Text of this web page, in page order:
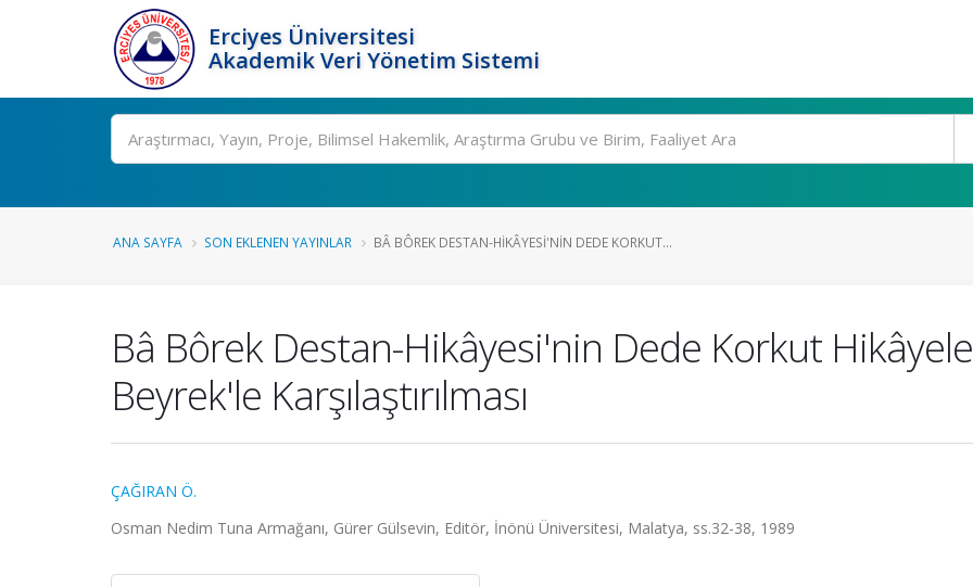
Erciyes Üniversitesi
Akademik Veri Yönetim Sistemi
Ara
ANA SAYFA SON EKLENEN YAYINLAR BÂ BÔREK DESTAN-HIKÂYESI'NIN DEDE KORKUT...
Bâ Bôrek Destan-Hikâyesi'nin Dede Korkut
Beyrek'le Karşılaştırılması
ÇAĞIRAN Ö.
Osman Nedim Tuna Armağanı, Gürer Gülsevin, Editör, İnönü Üniversitesi, Malatya, ss.32-38, 1989